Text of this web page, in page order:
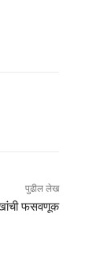
पुढील लेख
फसवणूक